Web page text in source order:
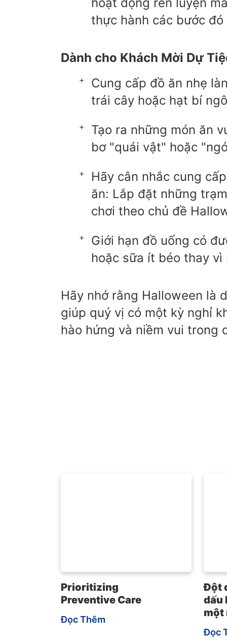
thực hành các bước
Dành cho Khách Mời Dự
Cung cấp đồ ăn nhẹ
trái cây hoặc hạt bí
Tạo ra những món ăn
bơ "quái vật" hoặc
Hãy cân nhắc cung
ăn: Lắp đặt những
chơi theo chủ đề
Giới hạn đồ uống có
hoặc sữa ít béo thay vì
Hãy nhớ rằng Halloween là
giúp quý vị có một kỳ nghỉ
hào hứng và niềm vui trong
Prioritizing
Preventive Care
Đọc Thêm
Đột
dấu
một
Đọc